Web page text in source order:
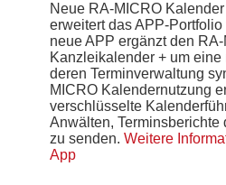
Neue RA-MICRO
erweitert das APP-
neue APP ergänzt den
Kanzleikalender + um eine
deren Terminverwaltung
MICRO Kalendernutzung
verschlüsselte
Anwälten, Terminsberichte
zu senden. Weitere
App